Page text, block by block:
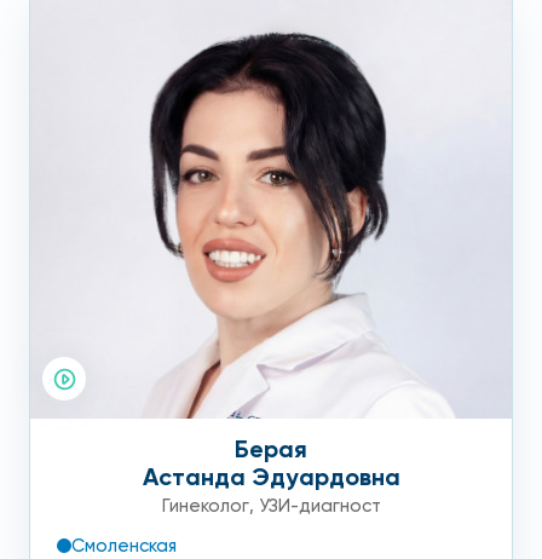
Берая
Астанда Эдуардовна
Гинеколог, УЗИ-диагност
Смоленская